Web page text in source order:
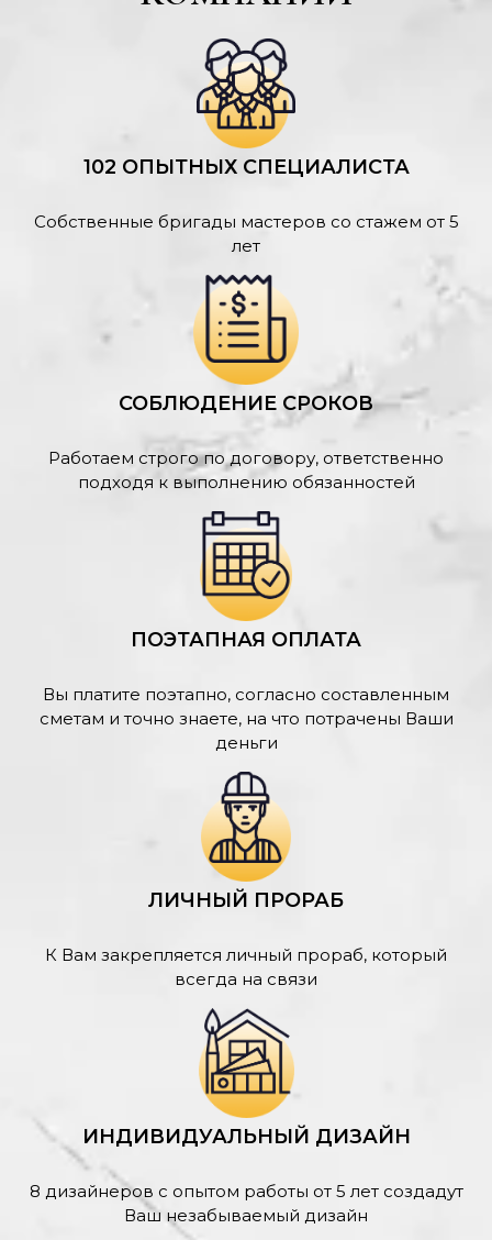
102 ОПЫТНЫХ СПЕЦИАЛИСТА
Собственные бригады мастеров со стажем от 5
лет
СОБЛЮДЕНИЕ СРОКОВ
Работаем строго по договору, ответственно
подходя к выполнению обязанностей
ПОЭТАПНАЯ ОПЛАТА
Вы платите поэтапно, согласно составленным
сметам и точно знаете, на что потрачены Ваши
деньги
ЛИЧНЫЙ ПРОРАБ
К Вам закрепляется личный прораб, который
всегда на связи
ИНДИВИДУАЛЬНЫЙ ДИЗАЙН
8 дизайнеров с опытом работы от 5 лет создадут
Ваш незабываемый дизайн